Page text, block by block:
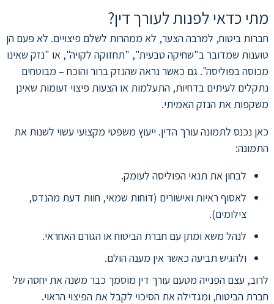
מתי כדאי לפנות לעורך דין?
חברות ביטוח, למרבה הצער, לא ממהרות לשלם פיצויים. לא פעם הן
טוענות שמדובר ב"שחיקה טבעית", "תחזוקה לקויה", או "נזק שאינו
מכוסה בפוליסה". גם כאשר נראה שהנזק ברור והוכח – מבוטחים
נתקלים לעיתים בדחיות, התעלמות או הצעות פיצוי זעומות שאינן
משקפות את הנזק האמיתי.
כאן נכנס לתמונה עורך הדין. ייעוץ משפטי מקצועי עשוי לשנות את
התמונה:
לבחון את תנאי הפוליסה לעומק.
לאסוף ראיות ואישורים (דוחות שמאי, חוות דעת מהנדס,
צילומים).
לנהל משא ומתן עם חברת הביטוח או הגורם האחראי.
ולהגיש תביעה כאשר אין מענה הולם.
לרוב, עצם הפנייה מטעם עורך דין מוסמך כבר משנה את יחסה של
חברת הביטוח, ומגדילה את הסיכוי לקבל את הפיצוי הראוי.